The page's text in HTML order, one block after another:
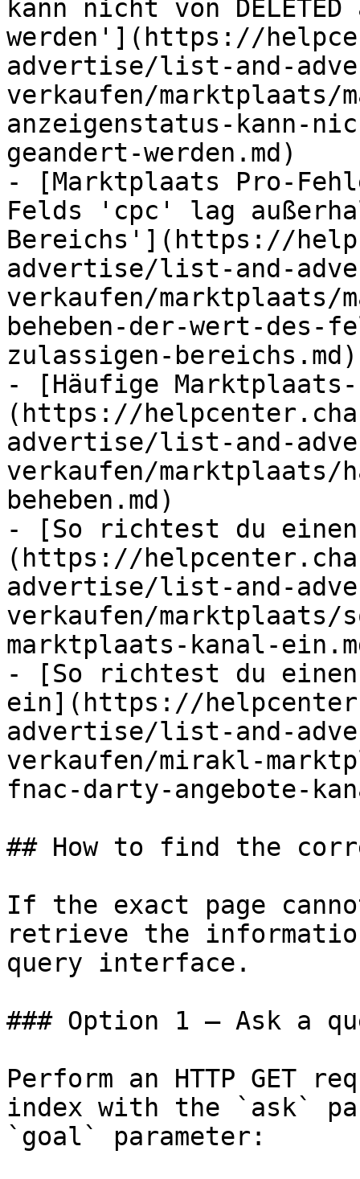
kann nicht von
werden'](https://
advertise/list-and-
verkaufen/marktplaats/
anzeigenstatus-kann-
geandert-werden.md)
- [Marktplaats Pro-
Felds 'cpc' lag
Bereichs'](https://
advertise/list-and-
verkaufen/
beheben-der-wert-des-
zulassigen-bereichs.md)
- [Häufige Marktplaats-
(https://
advertise/list-and-
verkaufen/
beheben.md)
- [So richtest du
(https://
advertise/list-and-
verkaufen/
marktplaats-kanal-
- [So richtest du einen
ein](https://
advertise/list-and-
verkaufen/mirakl-
fnac-darty-angebote-
## How to find the
If the exact page
retrieve the
query interface.
### Option 1 — Ask a
Perform an HTTP GET
index with the `ask`
`goal` parameter: